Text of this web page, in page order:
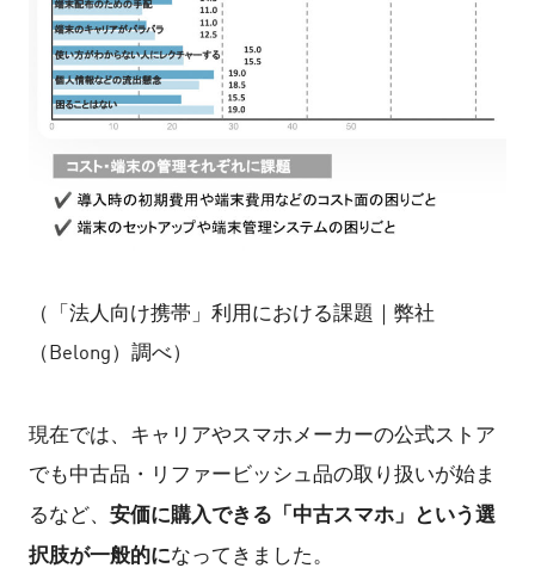
（「法人向け携帯」利用における課題｜弊社
（Belong）調べ）
現在では、キャリアやスマホメーカーの公式ストア
でも中古品・リファービッシュ品の取り扱いが始ま
るなど、 安価に購入できる「中古スマホ」という選
択肢が一般的になってきました。